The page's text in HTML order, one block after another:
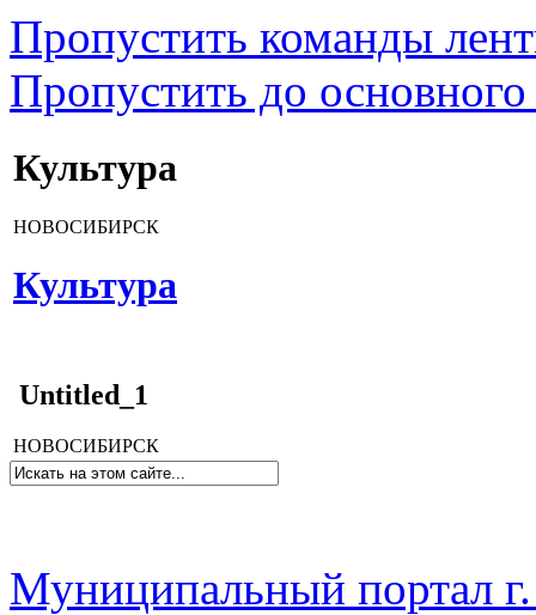
Пропустить команды
Пропустить до основного
Культура
НОВОСИБИРСК
Культура
Untitled_1
НОВОСИБИРСК
Муниципальный портал